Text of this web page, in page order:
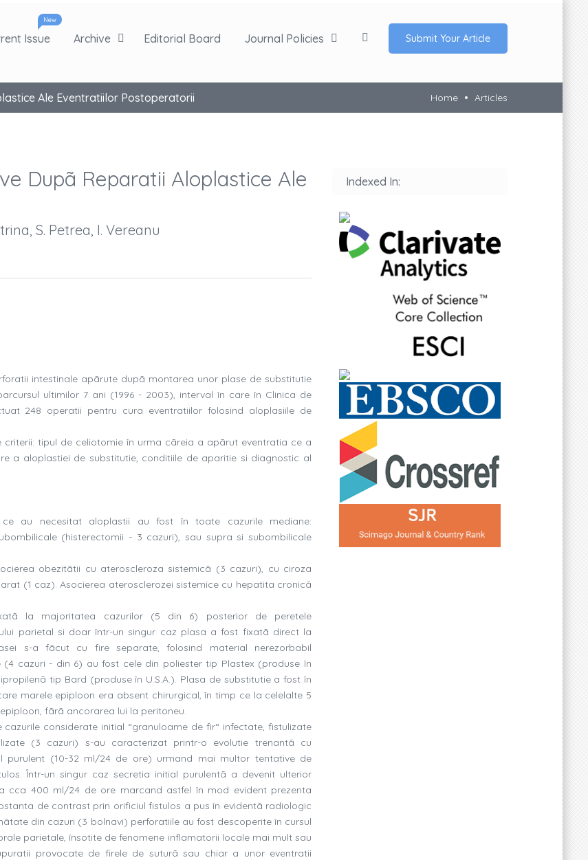
New
Issue Archive Editorial Board Journal Policies Submit Your Article
Ale Eventratiilor Postoperatorii Home Articles
Dupã Reparatii Aloplastice Ale
S. Petrea, I. Vereanu
intestinale apãrute dupã montarea unor plase de substitutie
ultimilor 7 ani (1996 - 2003), interval în care în Clinica de
248 operatii pentru cura eventratiilor folosind aloplasiile de
tipul de celiotomie în urma cãreia a apãrut eventratia ce a
a aloplastiei de substitutie, conditiile de aparitie si diagnostic al
au necesitat aloplastii au fost în toate cazurile mediane:
(histerectomii - 3 cazuri), sau supra si subombilicale
obezitãtii cu ateroscleroza sistemicã (3 cazuri), cu ciroza
(1 caz). Asocierea aterosclerozei sistemice cu hepatita cronicã
la majoritatea cazurilor (5 din 6) posterior de peretele
parietal si doar într-un singur caz plasa a fost fixatã direct la
s-a fãcut cu fire separate, folosind material nerezorbabil
cazuri - din 6) au fost cele din poliester tip Plastex (produse în
tip Bard (produse în U.S.A.). Plasa de substitutie a fost în
marele epiploon era absent chirurgical, în timp ce la celelalte 5
fãrã ancorarea lui la peritoneu.
considerate initial “granuloame de fir“ infectate, fistulizate
(3 cazuri) s-au caracterizat printr-o evolutie trenantã cu
purulent (10-32 ml/24 de ore) urmand mai multor tentative de
Într-un singur caz secretia initial purulentã a devenit ulterior
cca 400 ml/24 de ore marcand astfel în mod evident prezenta
de contrast prin orificiul fistulos a pus în evidentã radiologic
din cazuri (3 bolnavi) perforatiile au fost descoperite în cursul
parietale, însotite de fenomene inflamatorii locale mai mult sau
provocate de firele de suturã sau chiar a unor eventratii
Indexed In: